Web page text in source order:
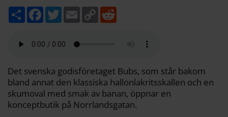
D
e
F
b
k
T
w
t
E
m
C
o
k
Det svenska godisföretaget Bubs, som står bakom
bland annat den klassiska hallonlakritsskallen och en
skumoval med smak av banan, öppnar en
konceptbutik på Norrlandsgatan.